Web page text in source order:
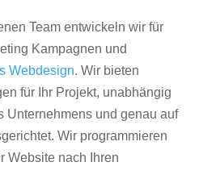
Team entwickeln wir für
Kampagnen und
Webdesign. Wir bieten
für Ihr Projekt, unabhängig
Unternehmens und genau auf
Wir programmieren
Website nach Ihren